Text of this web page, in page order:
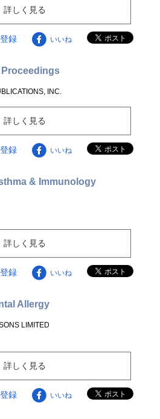
詳しく見る
録 いいね
INC.
詳しく見る
録 いいね
& Immunology
詳しく見る
録 いいね
Allergy
LIMITED
詳しく見る
録 いいね